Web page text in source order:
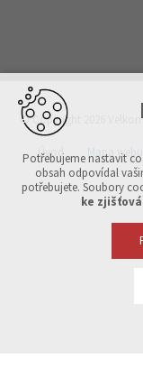
© Copyright 2026
Úvod Mapa webu
Potřebujeme nastavit
obsah odpovídal
potřebujete. Soubory
ke